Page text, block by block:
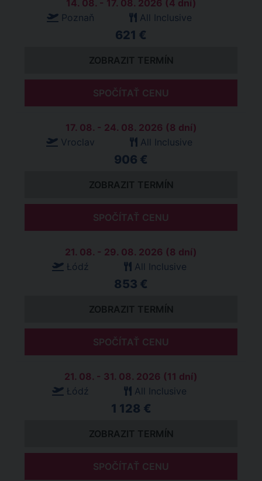
14. 08. - 17. 08. 2026 (4 dní)
Poznaň
All Inclusive
621 €
ZOBRAZIT TERMÍN
SPOČÍTAŤ CENU
17. 08. - 24. 08. 2026 (8 dní)
Vroclav
All Inclusive
906 €
ZOBRAZIT TERMÍN
SPOČÍTAŤ CENU
21. 08. - 29. 08. 2026 (8 dní)
Łódź
All Inclusive
853 €
ZOBRAZIT TERMÍN
SPOČÍTAŤ CENU
21. 08. - 31. 08. 2026 (11 dní)
Łódź
All Inclusive
1 128 €
ZOBRAZIT TERMÍN
SPOČÍTAŤ CENU